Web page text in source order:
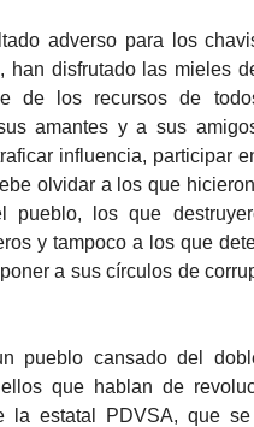
adverso para los
disfrutado las mieles
de los recursos de
amantes y a sus
influencia, participar
olvidar a los que
los que
y tampoco a los que
a sus círculos de
pueblo cansado del
que hablan de
estatal PDVSA, que se